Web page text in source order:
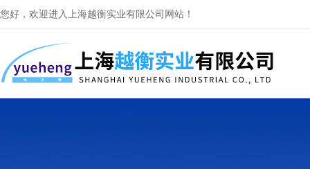
您好，欢迎进入上海越衡实业有限公司网站！